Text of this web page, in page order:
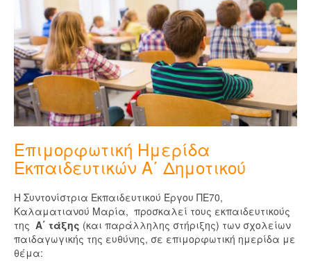
Επιμορφωτική Ημερίδα
Εκπαιδευτικών Α΄ Δημοτικού
Η Συντονίστρια Εκπαιδευτικού Έργου ΠΕ70,
Καλαματιανού Μαρία, προσκαλεί τους εκπαιδευτικούς
της Α΄ τάξης (και παράλληλης στήριξης) των σχολείων
παιδαγωγικής της ευθύνης, σε επιμορφωτική ημερίδα με
θέμα: